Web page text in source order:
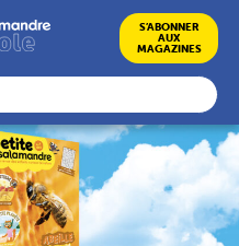
S’ABONNER
AUX
MAGAZINES